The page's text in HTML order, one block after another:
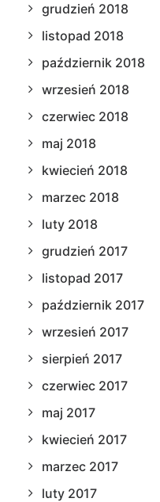
grudzień 2018
listopad 2018
październik 2018
wrzesień 2018
czerwiec 2018
maj 2018
kwiecień 2018
marzec 2018
luty 2018
grudzień 2017
listopad 2017
październik 2017
wrzesień 2017
sierpień 2017
czerwiec 2017
maj 2017
kwiecień 2017
marzec 2017
luty 2017